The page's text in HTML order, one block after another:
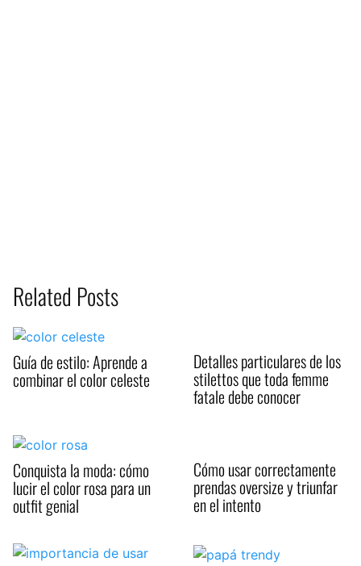
Related Posts
Guía de estilo: Aprende a
combinar el color celeste
Detalles particulares de los
stilettos que toda femme
fatale debe conocer
Conquista la moda: cómo
lucir el color rosa para un
outfit genial
Cómo usar correctamente
prendas oversize y triunfar
en el intento